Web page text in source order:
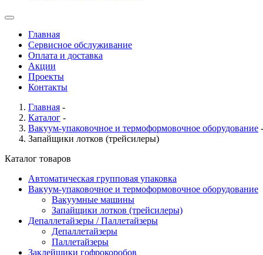
Главная
Сервисное обслуживание
Оплата и доставка
Акции
Проекты
Контакты
Главная -
Каталог -
Вакуум-упаковочное и термоформовочное оборудование -
Запайщики лотков (трейсилеры)
Каталог товаров
Автоматическая групповая упаковка
Вакуум-упаковочное и термоформовочное оборудование
Вакуумные машины
Запайщики лотков (трейсилеры)
Депаллетайзеры / Паллетайзеры
Депаллетайзеры
Паллетайзеры
Заклейщики гофрокоробов